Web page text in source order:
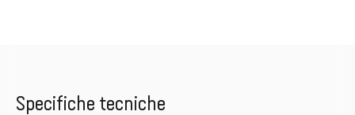
Specifiche tecniche